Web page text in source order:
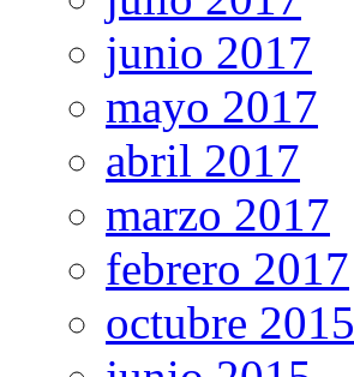
junio 2017
mayo 2017
abril 2017
marzo 2017
febrero 2017
octubre 2015